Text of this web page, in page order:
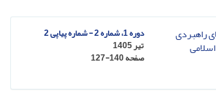
دوره 1، شماره 2 - شماره پیاپی 2
تیر 1405
صفحه127-140